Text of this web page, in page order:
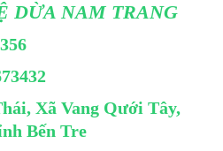
DỪA NAM TRANG
Xã Vang Qưới Tây,
Bến Tre